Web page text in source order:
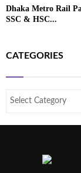
Dhaka Metro Rail
SSC & HSC...
CATEGORIES